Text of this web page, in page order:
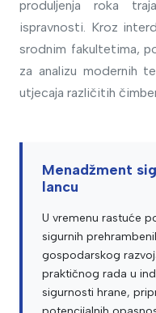
produljenja roka
ispravnosti. Kroz
srodnim fakultetima,
za analizu modernih
utjecaja različitih
Menadžment
lancu
U vremenu rastuće
sigurnih
gospodarskog
praktičnog rada u
sigurnosti hrane,